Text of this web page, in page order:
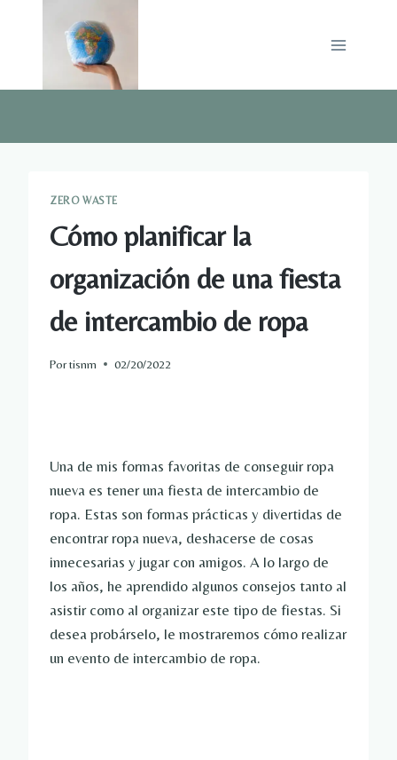
ZERO WASTE
Cómo planificar la
organización de una fiesta
de intercambio de ropa
Portisnm 02/20/2022
Una de mis formas favoritas de conseguir ropa
nueva es tener una fiesta de intercambio de
ropa. Estas son formas prácticas y divertidas de
encontrar ropa nueva, deshacerse de cosas
innecesarias y jugar con amigos. A lo largo de
los años, he aprendido algunos consejos tanto al
asistir como al organizar este tipo de fiestas. Si
desea probárselo, le mostraremos cómo realizar
un evento de intercambio de ropa.